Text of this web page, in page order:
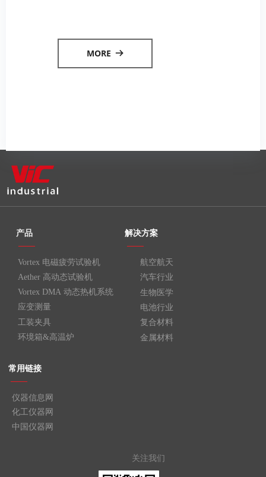
MORE 뀠
产品
——
Vortex 电磁疲劳试验机
Aether 高动态试验机
Vortex DMA 动态热机系统
应变测量
工装夹具
环境箱&高温炉
航空航天
汽车行业
生物医学
电池行业
复合材料
金属材料
解决方案
——
关注我们
仪器信息网
化工仪器网
中国仪器网
常用链接
——